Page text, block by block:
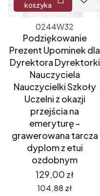
koszyka
0244W32
Podziękowanie
Prezent Upominek dla
Dyrektora Dyrektorki
Nauczyciela
Nauczycielki Szkoły
Uczelni z okazji
przejścia na
emeryturę -
grawerowana tarcza
dyplom z etui
ozdobnym
Cena
129,00 zł
Cena
104,88 zł